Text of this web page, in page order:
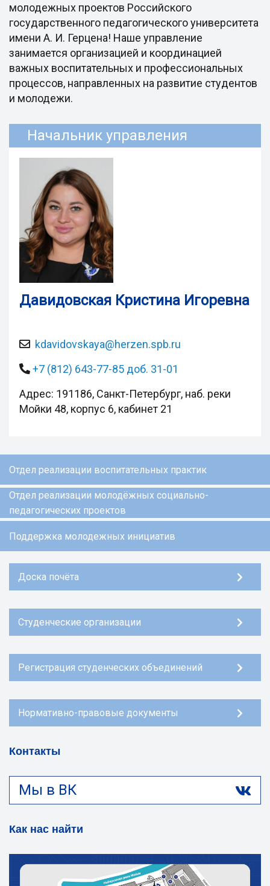
молодежных проектов Российского
государственного педагогического университета
имени А. И. Герцена! Наше управление
занимается организацией и координацией
важных воспитательных и профессиональных
процессов, направленных на развитие студентов
и молодежи.
Начальник управления
Давидовская Кристина Игоревна
kdavidovskaya@herzen.spb.ru
+7 (812) 643-77-85 доб. 31-01
Адрес: 191186, Санкт-Петербург, наб. реки
Мойки 48, корпус 6, кабинет 21
Отдел реализации воспитательных практик
Отдел реализации молодёжных социально-
педагогических проектов
Поддержка молодежных инициатив
Доска почёта
Студенческие организации
Регистрация студенческих объединений
Нормативно-правовые документы
Контакты
Мы в ВК
Как нас найти